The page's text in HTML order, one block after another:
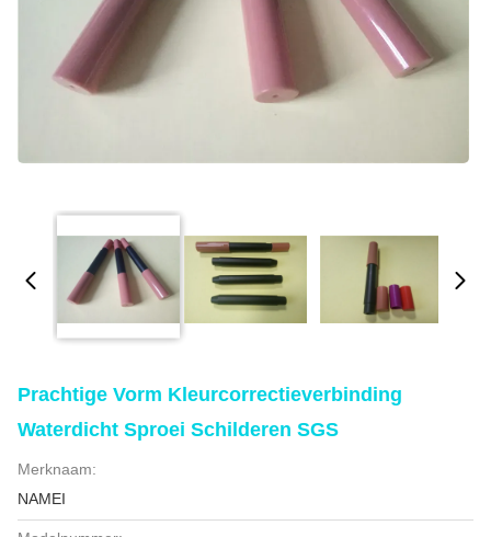
Prachtige Vorm Kleurcorrectieverbinding
Waterdicht Sproei Schilderen SGS
Merknaam:
NAMEI